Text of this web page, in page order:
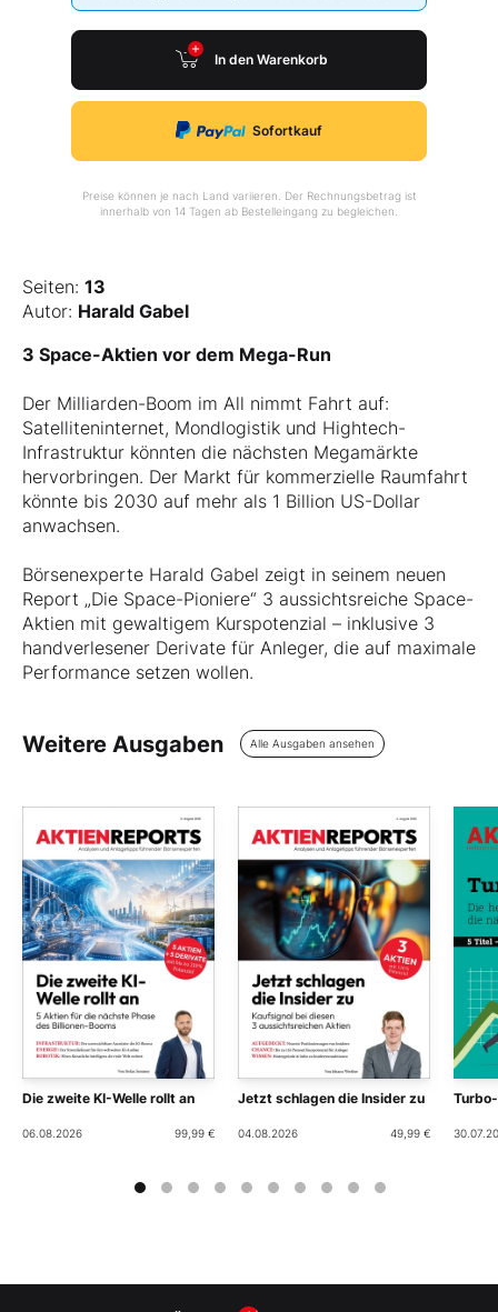
In den Warenkorb
Sofortkauf
Preise können je nach Land variieren. Der Rechnungsbetrag ist
innerhalb von 14 Tagen ab Bestelleingang zu begleichen.
Seiten: 13
Autor: Harald Gabel
3 Space-Aktien vor dem Mega-Run
Der Milliarden-Boom im All nimmt Fahrt auf:
Satelliteninternet, Mondlogistik und Hightech-
Infrastruktur könnten die nächsten Megamärkte
hervorbringen. Der Markt für kommerzielle Raumfahrt
könnte bis 2030 auf mehr als 1 Billion US-Dollar
anwachsen.
Börsenexperte Harald Gabel zeigt in seinem neuen
Report „Die Space-Pioniere“ 3 aussichtsreiche Space-
Aktien mit gewaltigem Kurspotenzial – inklusive 3
handverlesener Derivate für Anleger, die auf maximale
Performance setzen wollen.
Weitere Ausgaben Alle Ausgaben ansehen
Die zweite KI-Welle rollt an
06.08.2026 99,99 €
Jetzt schlagen die Insider zu
04.08.2026 49,99 €